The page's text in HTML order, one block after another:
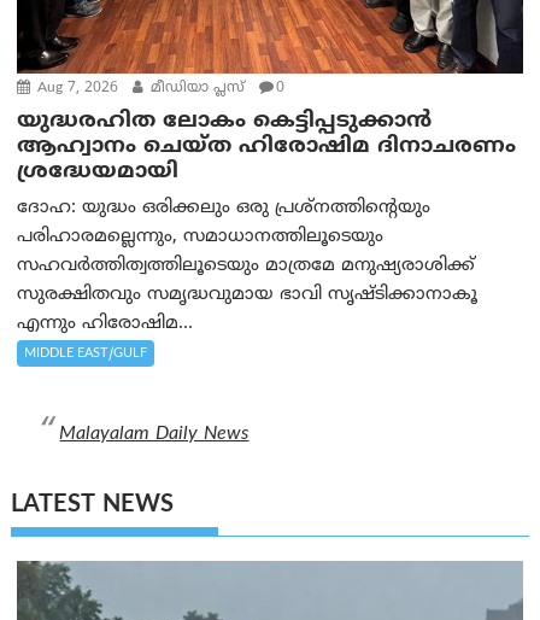
Aug 7, 2026 മീഡിയാ പ്ലസ് 0
യുദ്ധരഹിത ലോകം കെട്ടിപ്പടുക്കാന്‍
ആഹ്വാനം ചെയ്ത ഹിരോഷിമ ദിനാചരണം
ശ്രദ്ധേയമായി
ദോഹ: യുദ്ധം ഒരിക്കലും ഒരു പ്രശ്‌നത്തിന്റെയും
പരിഹാരമല്ലെന്നും, സമാധാനത്തിലൂടെയും
സഹവര്‍ത്തിത്വത്തിലൂടെയും മാത്രമേ മനുഷ്യരാശിക്ക്
സുരക്ഷിതവും സമൃദ്ധവുമായ ഭാവി സൃഷ്ടിക്കാനാകൂ
എന്നും ഹിരോഷിമ...
MIDDLE EAST/GULF
Malayalam Daily News
LATEST NEWS